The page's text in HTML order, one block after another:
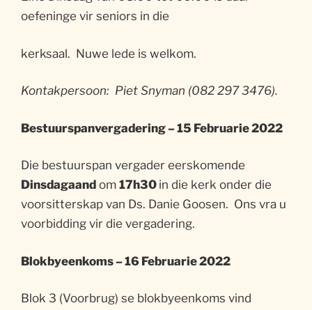
oefeninge vir seniors in die
kerksaal. Nuwe lede is welkom.
Kontakpersoon: Piet Snyman (082 297 3476).
Bestuurspanvergadering – 15 Februarie 2022
Die bestuurspan vergader eerskomende
Dinsdagaand om 17h30 in die kerk onder die
voorsitterskap van Ds. Danie Goosen. Ons vra u
voorbidding vir die vergadering.
Blokbyeenkoms – 16 Februarie 2022
Blok 3 (Voorbrug) se blokbyeenkoms vind